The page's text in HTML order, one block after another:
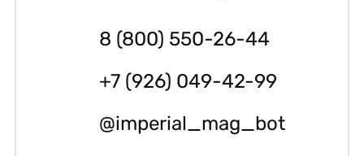
8 (800) 550-26-44
+7 (926) 049-42-99
@imperial_mag_bot